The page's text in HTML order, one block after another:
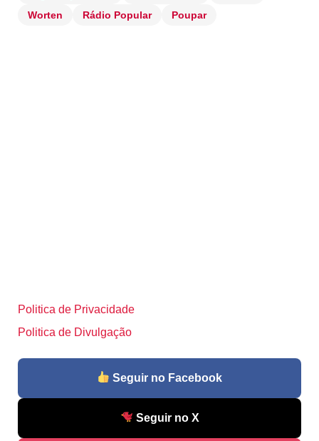
Worten
Rádio Popular Poupar
Politica de Privacidade
Politica de Divulgação
Seguir no Facebook
Seguir no X